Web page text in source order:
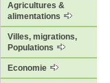
Agricultures &
alimentations
Villes, migrations,
Populations
Economie